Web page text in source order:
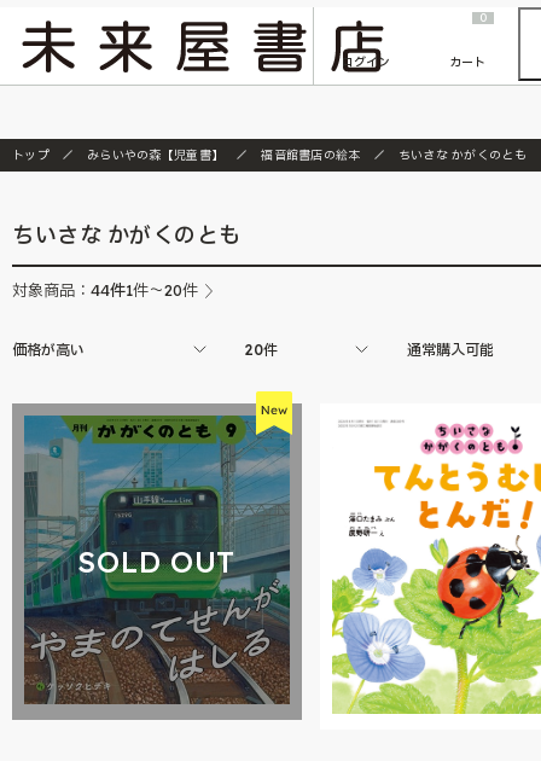
『ONE PIECE magazine 021 ONE PIECEカード付き同梱版』発売延期のご案内
ログイン
0
カート
トップ みらいやの森【児童書】 福音館書店の絵本 ちいさな かがくのとも
ちいさな かがくのとも
対象商品： 44件1件～20件
価格が高い 20件 通常購入可能
SOLD OUT